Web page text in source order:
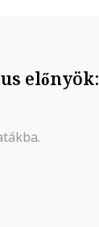
előnyök: